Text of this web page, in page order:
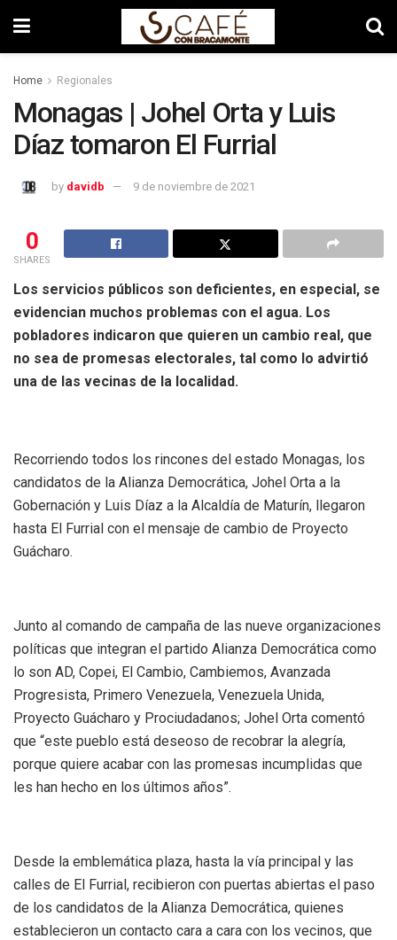
Home Regionales
Monagas | Johel Orta y Luis
Díaz tomaron El Furrial
by davidb 9 de noviembre de 2021
0
SHARES
Los servicios públicos son deficientes, en especial, se
evidencian muchos problemas con el agua. Los
pobladores indicaron que quieren un cambio real, que
no sea de promesas electorales, tal como lo advirtió
una de las vecinas de la localidad.
Recorriendo todos los rincones del estado Monagas, los
candidatos de la Alianza Democrática, Johel Orta a la
Gobernación y Luis Díaz a la Alcaldía de Maturín, llegaron
hasta El Furrial con el mensaje de cambio de Proyecto
Guácharo.
Junto al comando de campaña de las nueve organizaciones
políticas que integran el partido Alianza Democrática como
lo son AD, Copei, El Cambio, Cambiemos, Avanzada
Progresista, Primero Venezuela, Venezuela Unida,
Proyecto Guácharo y Prociudadanos; Johel Orta comentó
que “este pueblo está deseoso de recobrar la alegría,
porque quiere acabar con las promesas incumplidas que
les han hecho en los últimos años”.
Desde la emblemática plaza, hasta la vía principal y las
calles de El Furrial, recibieron con puertas abiertas el paso
de los candidatos de la Alianza Democrática, quienes
establecieron un contacto cara a cara con los vecinos, que